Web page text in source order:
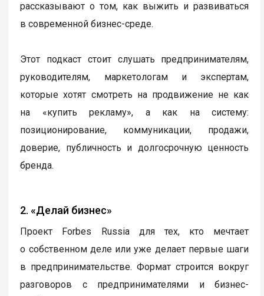
рассказывают о том, как выжить и развиваться
в современной бизнес-среде.
Этот подкаст стоит слушать предпринимателям,
руководителям, маркетологам и экспертам,
которые хотят смотреть на продвижение не как
на «купить рекламу», а как на систему:
позиционирование, коммуникации, продажи,
доверие, публичность и долгосрочную ценность
бренда.
2. «Делай бизнес»
Проект Forbes Russia для тех, кто мечтает
о собственном деле или уже делает первые шаги
в предпринимательстве. Формат строится вокруг
разговоров с предпринимателями и бизнес-